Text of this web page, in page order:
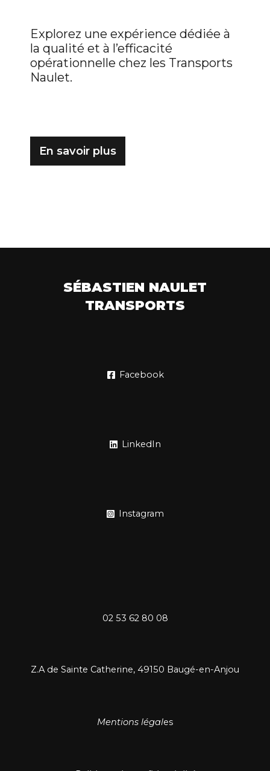
Explorez une expérience dédiée à
la qualité et à l’efficacité
opérationnelle chez les Transports
Naulet.
En savoir plus
SÉBASTIEN NAULET
TRANSPORTS
Facebook
LinkedIn
Instagram
02 53 62 80 08
Z.A de Sainte Catherine, 49150 Baugé-en-Anjou
Mentions légales